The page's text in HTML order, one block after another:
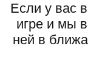
Если у вас
игре и мы
ней в